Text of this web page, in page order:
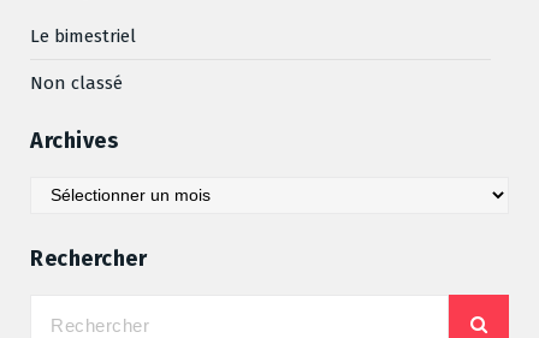
Le bimestriel
Non classé
Archives
Archives
Rechercher